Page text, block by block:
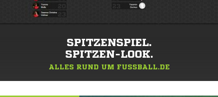
SPITZENSPIEL.
SPITZEN-LOOK.
ALLES RUND UM FUSSBALL.DE